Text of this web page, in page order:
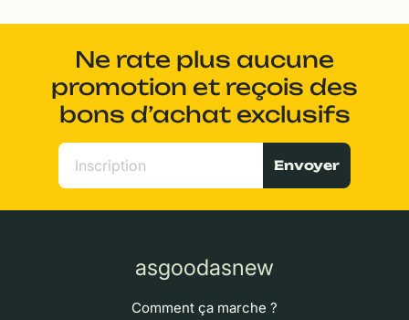
Ne rate plus aucune
promotion et reçois des
bons d’achat exclusifs
Envoyer
asgoodasnew
Comment ça marche ?